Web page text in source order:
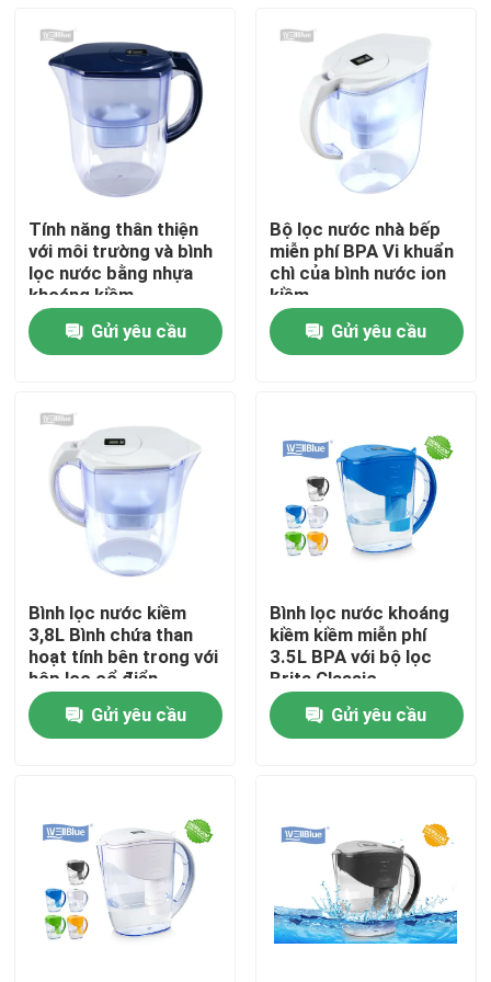
Nhà
Về chúng tôi
Địa chỉ liên hệ
Sản phẩm
Pitcher nước kiềm
Bình đựng nước cổ điển
Chai nước kiềm
Hộp lọc nước kiềm
Tính năng thân thiện
với môi trường và bình
lọc nước bằng nhựa
khoáng kiềm
Gửi yêu cầu
Bộ lọc nước nhà bếp
miễn phí BPA Vi khuẩn
chì của bình nước ion
kiềm
Gửi yêu cầu
Bình lọc nước kiềm
3,8L Bình chứa than
hoạt tính bên trong với
hộp lọc cổ điển
Gửi yêu cầu
Bình lọc nước khoáng
kiềm kiềm miễn phí
3.5L BPA với bộ lọc
Brita Classic
Gửi yêu cầu